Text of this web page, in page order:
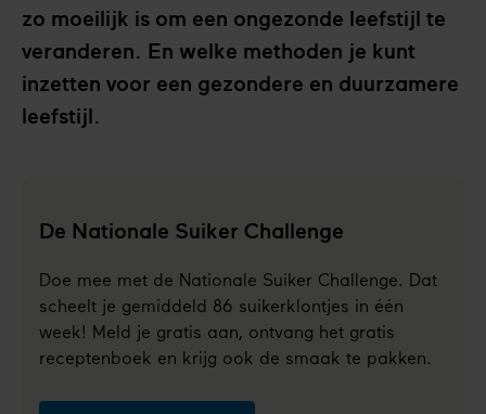
zo moeilijk is om een ongezonde leefstijl te
veranderen. En welke methoden je kunt
inzetten voor een gezondere en duurzamere
leefstijl.
De Nationale Suiker Challenge
Doe mee met de Nationale Suiker Challenge. Dat
scheelt je gemiddeld 86 suikerklontjes in één
week! Meld je gratis aan, ontvang het gratis
receptenboek en krijg ook de smaak te pakken.